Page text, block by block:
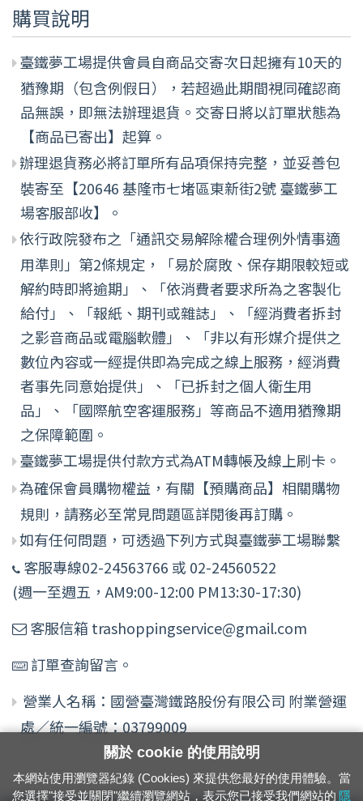
購買說明
臺鐵夢工場提供會員自商品交寄次日起擁有10天的
猶豫期（包含例假日），若超過此期間視同確認商
品無誤，即無法辦理退貨。交寄日將以訂單狀態為
【商品已寄出】起算。
辦理退貨務必將訂單所有品項保持完整，並妥善包
裝寄至【20646 基隆市七堵區東新街2號 臺鐵夢工
場客服部收】。
依行政院發布之「通訊交易解除權合理例外情事適
用準則」第2條規定，「易於腐敗、保存期限較短或
解約時即將逾期」、「依消費者要求所為之客製化
給付」、「報紙、期刊或雜誌」、「經消費者拆封
之影音商品或電腦軟體」、「非以有形媒介提供之
數位內容或一經提供即為完成之線上服務，經消費
者事先同意始提供」、「已拆封之個人衛生用
品」、「國際航空客運服務」等商品不適用猶豫期
之保障範圍。
臺鐵夢工場提供付款方式為ATM轉帳及線上刷卡。
為確保會員購物權益，有關【預購商品】相關購物
規則，請務必至常見問題區詳閱後再訂購。
如有任何問題，可透過下列方式與臺鐵夢工場聯繫
客服專線02-24563766 或 02-24560522
(週一至週五，AM9:00-12:00 PM13:30-17:30)
客服信箱 trashoppingservice@gmail.com
訂單查詢留言。
營業人名稱：國營臺灣鐵路股份有限公司 附業營運
處／統一編號：03799009
關於 cookie 的使用說明
本網站使用瀏覽器紀錄 (Cookies) 來提供您最好的使用體驗。當
您選擇"接受並關閉"繼續瀏覽網站，表示您已接受我們網站的 隱